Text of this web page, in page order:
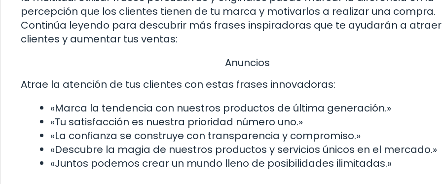
percepción que los clientes tienen de tu marca y motivarlos a realizar una compra.
Continúa leyendo para descubrir más frases inspiradoras que te ayudarán a atraer
clientes y aumentar tus ventas:
Anuncios
Atrae la atención de tus clientes con estas frases innovadoras:
«Marca la tendencia con nuestros productos de última generación.»
«Tu satisfacción es nuestra prioridad número uno.»
«La confianza se construye con transparencia y compromiso.»
«Descubre la magia de nuestros productos y servicios únicos en el mercado.»
«Juntos podemos crear un mundo lleno de posibilidades ilimitadas.»